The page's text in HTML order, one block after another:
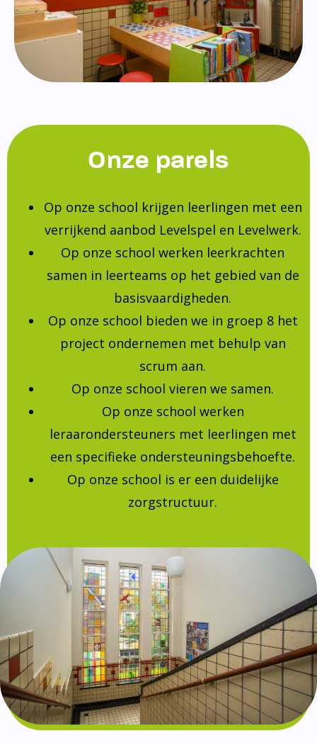
Onze parels
Op onze school krijgen leerlingen met een
verrijkend aanbod Levelspel en Levelwerk.
Op onze school werken leerkrachten
samen in leerteams op het gebied van de
basisvaardigheden.
Op onze school bieden we in groep 8 het
project ondernemen met behulp van
scrum aan.
Op onze school vieren we samen.
Op onze school werken
leraarondersteuners met leerlingen met
een specifieke ondersteuningsbehoefte.
Op onze school is er een duidelijke
zorgstructuur.